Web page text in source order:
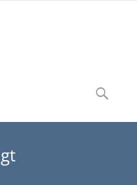
to
content
Suchen
nach: